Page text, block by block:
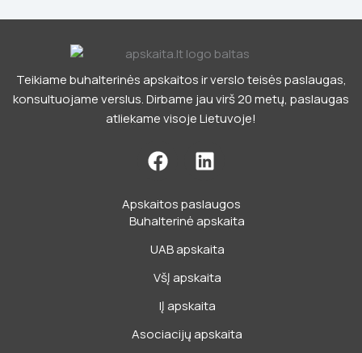
Teikiame buhalterinės apskaitos ir verslo teisės paslaugas,
konsultuojame verslus. Dirbame jau virš 20 metų, paslaugas
atliekame visoje Lietuvoje!
F
a
e
b
o
o
k
L
i
k
e
d
i
n
Apskaitos paslaugos
Buhalterinė apskaita
UAB apskaita
VšĮ apskaita
IĮ apskaita
Asociacijų apskaita